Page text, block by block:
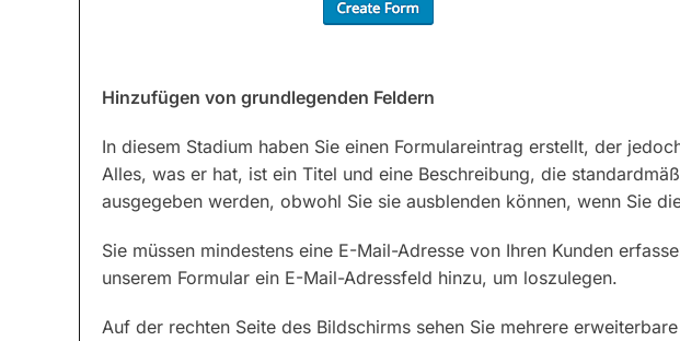
Hinzufügen von grundlegenden Feldern
In diesem Stadium haben Sie einen Formulareintrag erstellt, der
Alles, was er hat, ist ein Titel und eine Beschreibung, die
ausgegeben werden, obwohl Sie sie ausblenden können, wenn Sie
Sie müssen mindestens eine E-Mail-Adresse von Ihren Kunden
unserem Formular ein E-Mail-Adressfeld hinzu, um loszulegen.
Auf der rechten Seite des Bildschirms sehen Sie mehrere